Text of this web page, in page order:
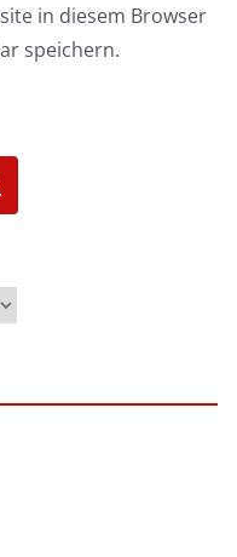
in diesem Browser
speichern.